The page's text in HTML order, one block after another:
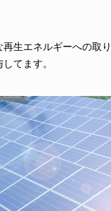
再生エネルギーへの取
てます。